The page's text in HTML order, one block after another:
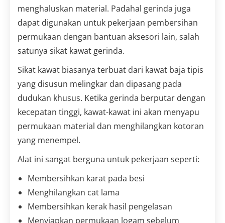
menghaluskan material. Padahal gerinda juga
dapat digunakan untuk pekerjaan pembersihan
permukaan dengan bantuan aksesori lain, salah
satunya sikat kawat gerinda.
Sikat kawat biasanya terbuat dari kawat baja tipis
yang disusun melingkar dan dipasang pada
dudukan khusus. Ketika gerinda berputar dengan
kecepatan tinggi, kawat-kawat ini akan menyapu
permukaan material dan menghilangkan kotoran
yang menempel.
Alat ini sangat berguna untuk pekerjaan seperti:
Membersihkan karat pada besi
Menghilangkan cat lama
Membersihkan kerak hasil pengelasan
Menyiapkan permukaan logam sebelum